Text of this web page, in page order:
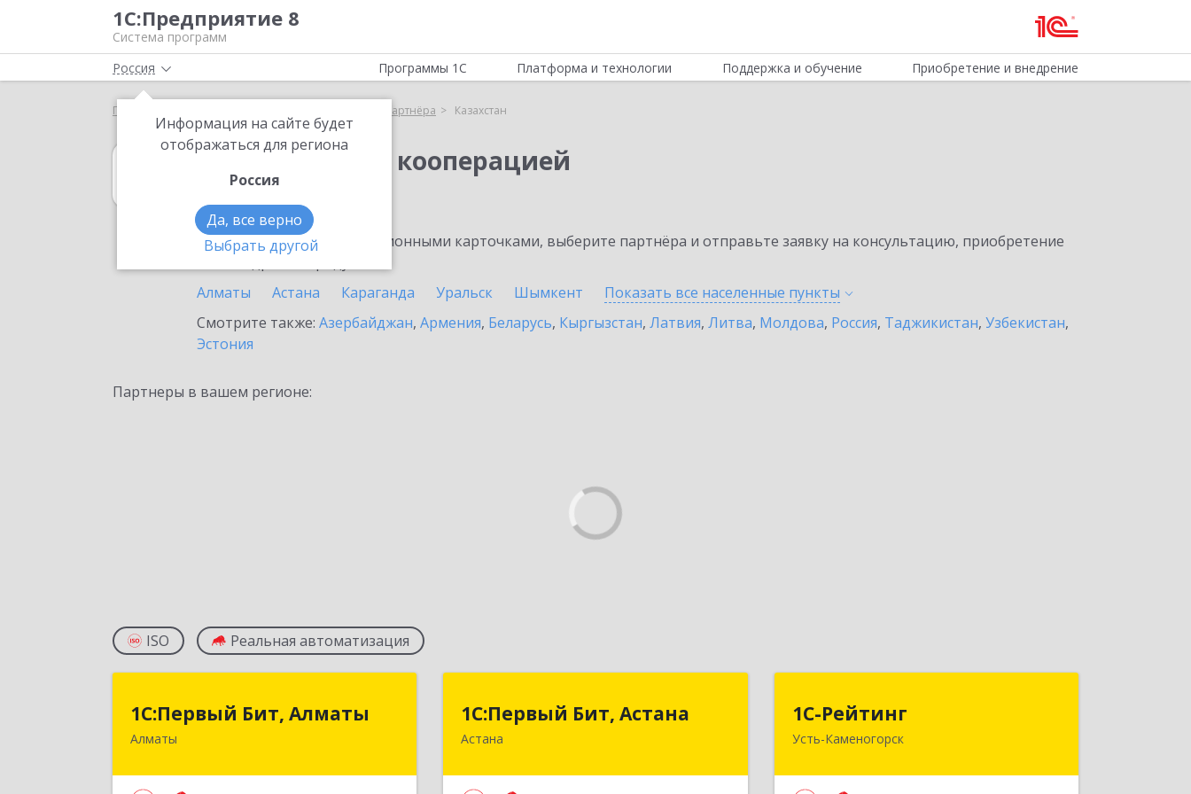
1С:Предприятие 8
Система программ
Россия
Информация на сайте будет
отображаться для региона
Россия
Да, все верно
Выбрать другой
Программы 1С Платформа и технологии Поддержка и обучение Приобретение и внедрение
Главная Выбор партнёра Казахстан
1С:Управление кооперацией
в Казахстане
Ознакомьтесь с информационными карточками, выберите партнёра и отправьте заявку на консультацию, приобретение
Алматы
Астана Караганда Уральск Шымкент Показать все населенные пункты
Смотрите также: Азербайджан, Армения, Беларусь, Кыргызстан, Латвия, Литва, Молдова, Россия, Таджикистан, Узбекистан,
Эстония
Партнеры в вашем регионе:
ISO Реальная автоматизация
1С:Первый Бит, Алматы
Алматы
1С:Первый Бит, Алматы
1С:Первый Бит, Астана
Астана
1С:Первый Бит, Астана
1С-Рейтинг
Усть-Каменогорск492024, Усть-Каменогорск,